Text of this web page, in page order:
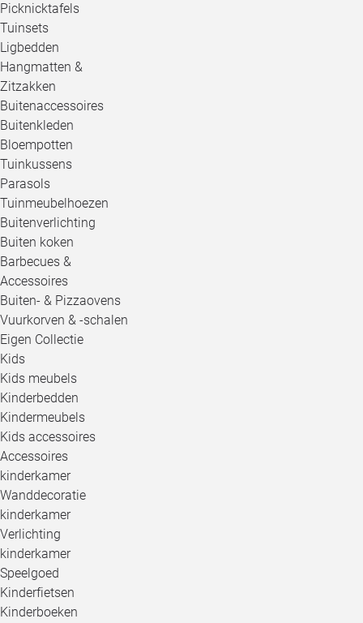
Picknicktafels
Tuinsets
Ligbedden
Hangmatten &
Zitzakken
Buitenaccessoires
Buitenkleden
Bloempotten
Tuinkussens
Parasols
Tuinmeubelhoezen
Buitenverlichting
Buiten koken
Barbecues &
Accessoires
Buiten- & Pizzaovens
Vuurkorven & -schalen
Eigen Collectie
Kids
Kids meubels
Kinderbedden
Kindermeubels
Kids accessoires
Accessoires
kinderkamer
Wanddecoratie
kinderkamer
Verlichting
kinderkamer
Speelgoed
Kinderfietsen
Kinderboeken